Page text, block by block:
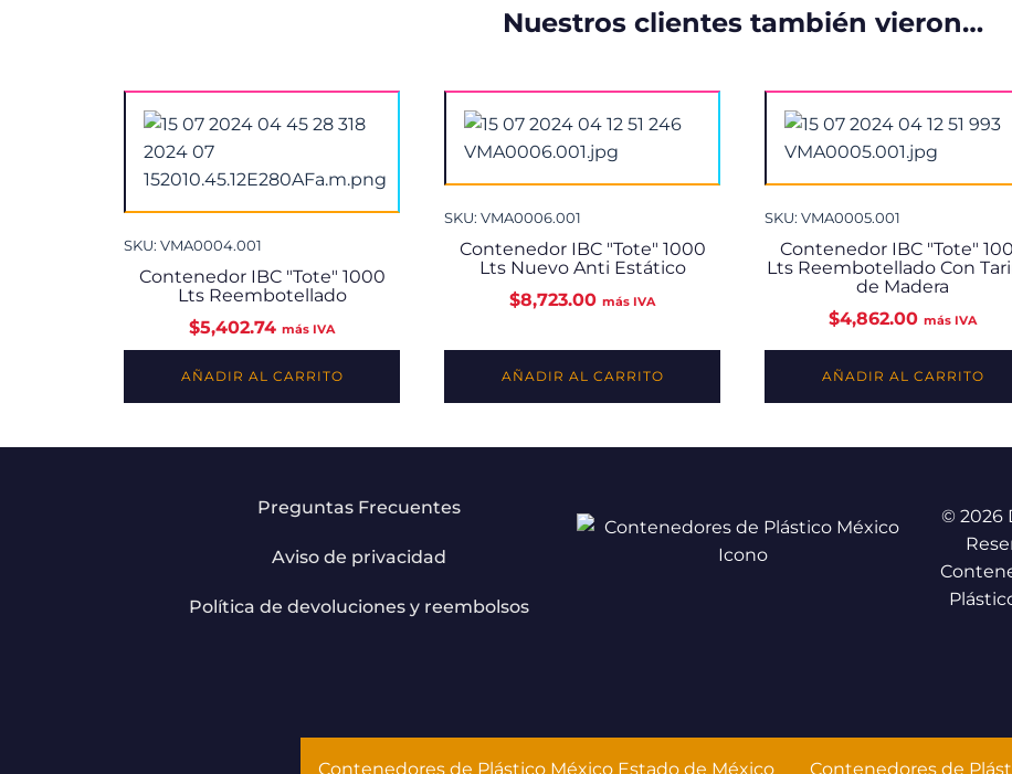
Nuestros clientes también vieron…
SKU: VMA0004.001
Contenedor IBC "Tote" 1000
Lts Reembotellado
$5,402.74 más IVA
AÑADIR AL CARRITO
SKU: VMA0006.001
Contenedor IBC "Tote" 1000
Lts Nuevo Anti Estático
$8,723.00 más IVA
AÑADIR AL CARRITO
SKU: VMA0005.001
Contenedor IBC "Tote"
Lts Reembotellado Con
de Madera
$4,862.00 más IVA
AÑADIR AL CARRITO
Preguntas Frecuentes
Aviso de privacidad
Política de devoluciones y reembolsos
© 2026
Contenedores de Plástico México Estado de México Contenedores de